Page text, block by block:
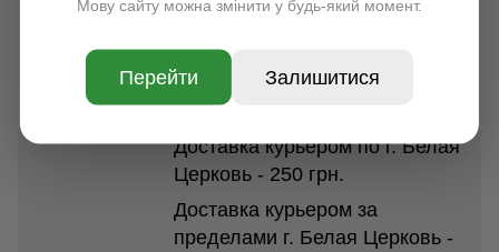
доставки в зависимости от
размеров и веса посылки от 35
грн.
Доставка курьером по г. Белая
Церковь - 250 грн.
Доставка курьером за
пределами г. Белая Церковь -
Мову сайту можна змінити у будь-який момент.
Перейти Залишитися